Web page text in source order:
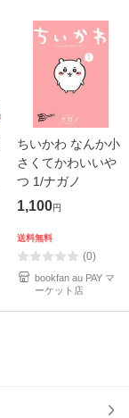
ちいかわ なんか小
さくてかわいいや
つ 1/ナガノ
1,100円
送料無料
(0)
bookfan au PAY マ
ーケット店